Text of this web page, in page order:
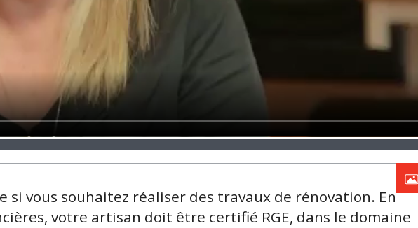
si vous souhaitez réaliser des travaux de rénovation. En
votre artisan doit être certifié RGE, dans le domaine